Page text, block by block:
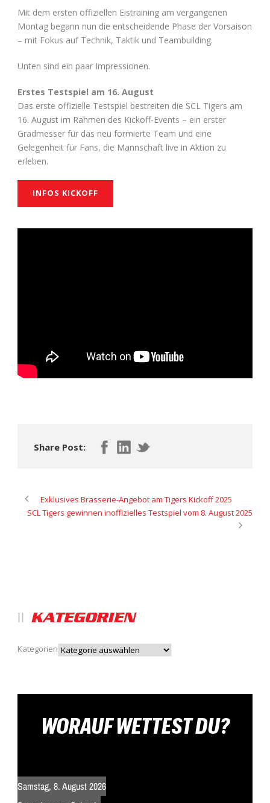
Mit dem ersten offiziellen Eistraining am vergangenen
Montag begann nun die entscheidende Phase der Vorsaison
– mit Fokus auf Technik, Taktik und Teambuilding.
Unten sind ein paar Impressionen.
Erstes Testspiel am 16. August
Das erste offizielle Testspiel bestreiten die SCL Tigers am
16. August im Rahmen des Kickoff-Events – ein erster
Gradmesser für das neu formierte Team und eine
Gelegenheit für Fans, die Mannschaft live in Aktion zu
erleben.
INFOS KICKOFF
Share Post:
Exklusives Brasserie-Angebot am Tigers Kickoff 2025
SCL Tigers gewinnen inoffizielles Testspiel vom 8. August 2025
KATEGORIEN
Kategorien